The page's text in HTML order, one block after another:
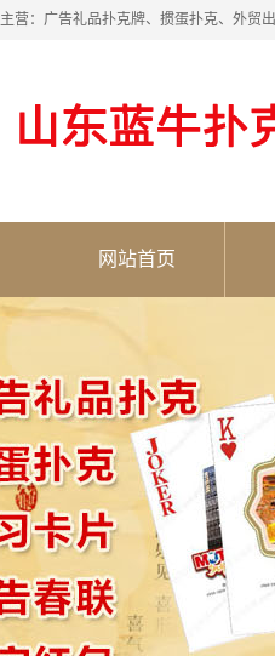
主营：广告礼品扑克牌、掼蛋扑克、外贸
网站首页